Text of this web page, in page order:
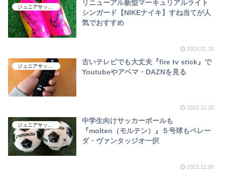
リニューアル新型マーキュリアルライト
シンガード【NIKEナイキ】すね当てが人
気でおすすめ
2024.01.18
古いテレビでも大丈夫『fire tv stick』で
Youtubeやアベマ・DAZNを見る
2023.12.20
ジュニアサッカー
中学生向けサッカーボールも
『molten（モルテン）』５号球もペレー
ダ・ヴァンタッジオ一択
2023.11.06